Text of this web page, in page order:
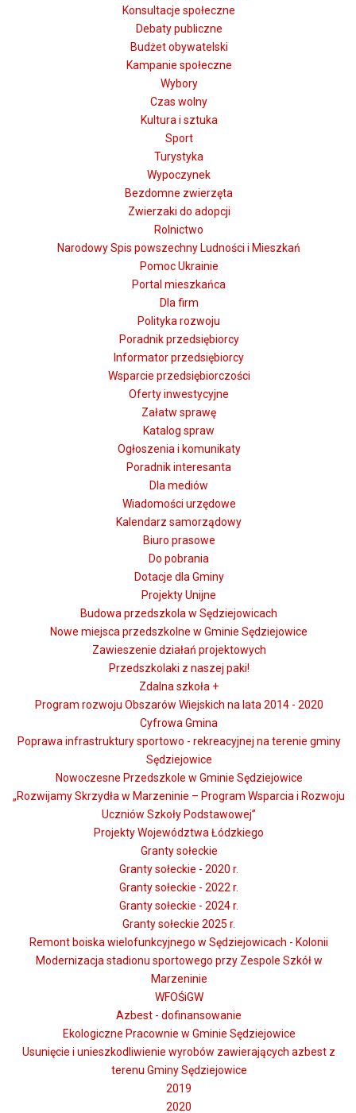
Konsultacje społeczne
Debaty publiczne
Budżet obywatelski
Kampanie społeczne
Wybory
Czas wolny
Kultura i sztuka
Sport
Turystyka
Wypoczynek
Bezdomne zwierzęta
Zwierzaki do adopcji
Rolnictwo
Narodowy Spis powszechny Ludności i Mieszkań
Pomoc Ukrainie
Portal mieszkańca
Dla firm
Polityka rozwoju
Poradnik przedsiębiorcy
Informator przedsiębiorcy
Wsparcie przedsiębiorczości
Oferty inwestycyjne
Załatw sprawę
Katalog spraw
Ogłoszenia i komunikaty
Poradnik interesanta
Dla mediów
Wiadomości urzędowe
Kalendarz samorządowy
Biuro prasowe
Do pobrania
Dotacje dla Gminy
Projekty Unijne
Budowa przedszkola w Sędziejowicach
Nowe miejsca przedszkolne w Gminie Sędziejowice
Zawieszenie działań projektowych
Przedszkolaki z naszej paki!
Zdalna szkoła +
Program rozwoju Obszarów Wiejskich na lata 2014 - 2020
Cyfrowa Gmina
Poprawa infrastruktury sportowo - rekreacyjnej na terenie gminy
Sędziejowice
Nowoczesne Przedszkole w Gminie Sędziejowice
„Rozwijamy Skrzydła w Marzeninie – Program Wsparcia i Rozwoju
Uczniów Szkoły Podstawowej”
Projekty Województwa Łódzkiego
Granty sołeckie
Granty sołeckie - 2020 r.
Granty sołeckie - 2022 r.
Granty sołeckie - 2024 r.
Granty sołeckie 2025 r.
Remont boiska wielofunkcyjnego w Sędziejowicach - Kolonii
Modernizacja stadionu sportowego przy Zespole Szkół w
Marzeninie
WFOŚiGW
Azbest - dofinansowanie
Ekologiczne Pracownie w Gminie Sędziejowice
Usunięcie i unieszkodliwienie wyrobów zawierających azbest z
terenu Gminy Sędziejowice
2019
2020